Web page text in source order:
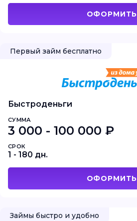
ОФОРМИТЬ
Первый займ бесплатно
Быстроденьги
СУММА
3 000 - 100 000 ₽
СРОК
1 - 180 дн.
ОФОРМИТЬ
Займы быстро и удобно